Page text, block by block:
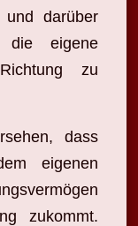
darüber
die eigene
zu
dass
eigenen
zukommt.